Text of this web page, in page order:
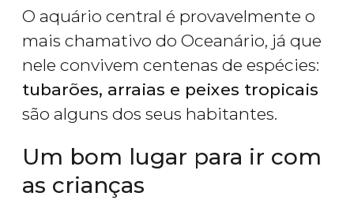
O aquário central é provavelmente o
mais chamativo do Oceanário, já que
nele convivem centenas de espécies:
tubarões, arraias e peixes tropicais
são alguns dos seus habitantes.
Um bom lugar para ir com
as crianças